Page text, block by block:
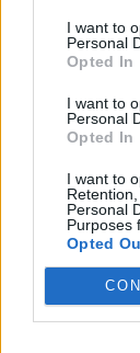
I want to
Personal
Opted In
I want to
Personal
Opted In
I want to
Personal
Purposes
Opted